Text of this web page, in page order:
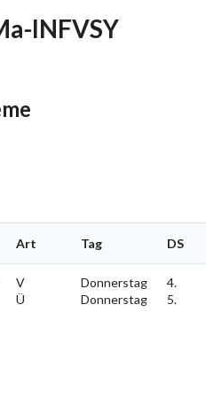
INFVSY
Art Tag DS
V
Ü
Donnerstag
Donnerstag
4.
5.